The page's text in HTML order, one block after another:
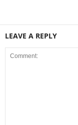
LEAVE A REPLY